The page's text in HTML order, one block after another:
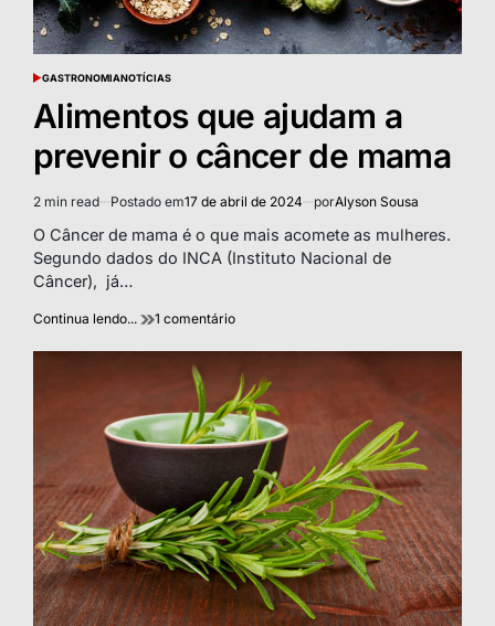
POSTED
GASTRONOMIANOTÍCIAS
Alimentos que ajudam a
prevenir o câncer de mama
Estimated
read
time
2 min read Postado em17 de abril de 2024 porAlyson Sousa
O Câncer de mama é o que mais acomete as mulheres.
Segundo dados do INCA (Instituto Nacional de
Câncer), já…
Continua lendo... 1 comentárioem
ajudam
a
prevenir
o
câncer
de
mama